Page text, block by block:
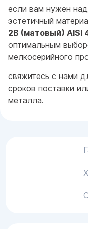
если вам нужен
эстетичный
2B (матовый) AISI
оптимальным
мелкосерийного
свяжитесь с нами
сроков поставки
металла.